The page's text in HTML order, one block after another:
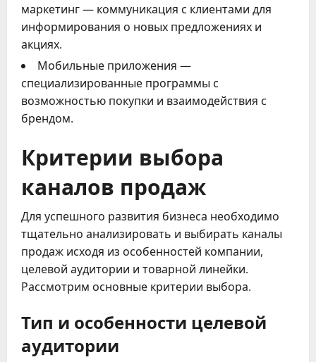
маркетинг — коммуникация с клиентами для
информирования о новых предложениях и
акциях.
Мобильные приложения —
специализированные программы с
возможностью покупки и взаимодействия с
брендом.
Критерии выбора
каналов продаж
Для успешного развития бизнеса необходимо
тщательно анализировать и выбирать каналы
продаж исходя из особенностей компании,
целевой аудитории и товарной линейки.
Рассмотрим основные критерии выбора.
Тип и особенности целевой
аудитории